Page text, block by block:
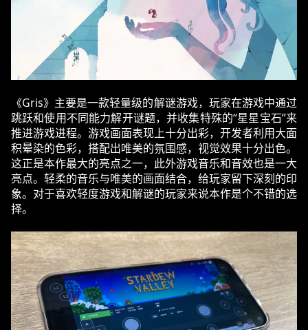
《Gris》主要是一款轻量级的解谜游戏，玩家在游戏中通过
跳跃和使用不同能力解开谜题，并收集特殊的“星星宝石”来
推进游戏进程。游戏画面表现上十分出彩，开发者利用大面
积晕染的色彩，搭配出唯美的氛围感，视觉效果十分出色。
这正是本作最大的亮点之一，此外游戏音乐和音效也是一大
亮点。轻柔的音乐与唯美的画面结合，给玩家留下深刻的印
象。对于喜欢轻度游戏和解谜的玩家来说本作是个不错的选
择。